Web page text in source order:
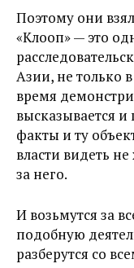
Поэтому они
«Клооп» — это
Азии, не только
время
высказывается
факты и ту
власти видеть не
за него.
И возьмутся за
подобную
разберутся со